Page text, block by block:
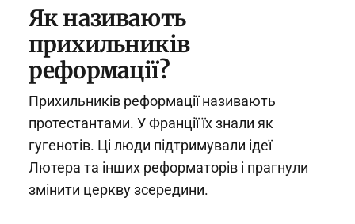
Як називають
прихильників
реформації?
Прихильників реформації називають
протестантами. У Франції їх знали як
гугенотів. Ці люди підтримували ідеї
Лютера та інших реформаторів і прагнули
змінити церкву зсередини.